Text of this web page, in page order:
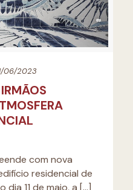
06/2023
com nova
residencial de
dia 11 de maio, a […]